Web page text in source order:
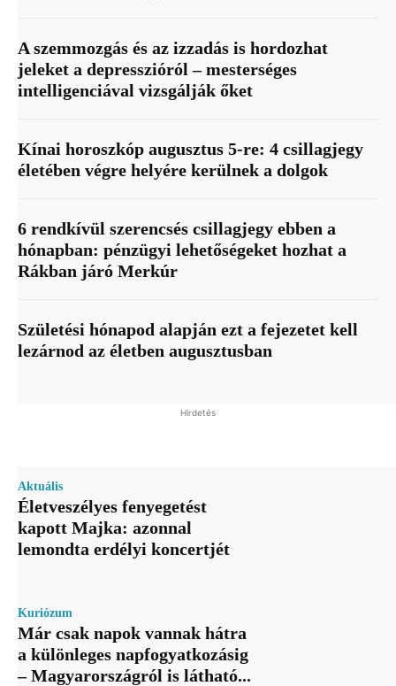
A szemmozgás és az izzadás is hordozhat
jeleket a depresszióról – mesterséges
intelligenciával vizsgálják őket
Kínai horoszkóp augusztus 5-re: 4 csillagjegy
életében végre helyére kerülnek a dolgok
6 rendkívül szerencsés csillagjegy ebben a
hónapban: pénzügyi lehetőségeket hozhat a
Rákban járó Merkúr
Születési hónapod alapján ezt a fejezetet kell
lezárnod az életben augusztusban
Hirdetés
Aktuális
Életveszélyes fenyegetést
kapott Majka: azonnal
lemondta erdélyi koncertjét
Kuriózum
Már csak napok vannak hátra
a különleges napfogyatkozásig
– Magyarországról is látható...